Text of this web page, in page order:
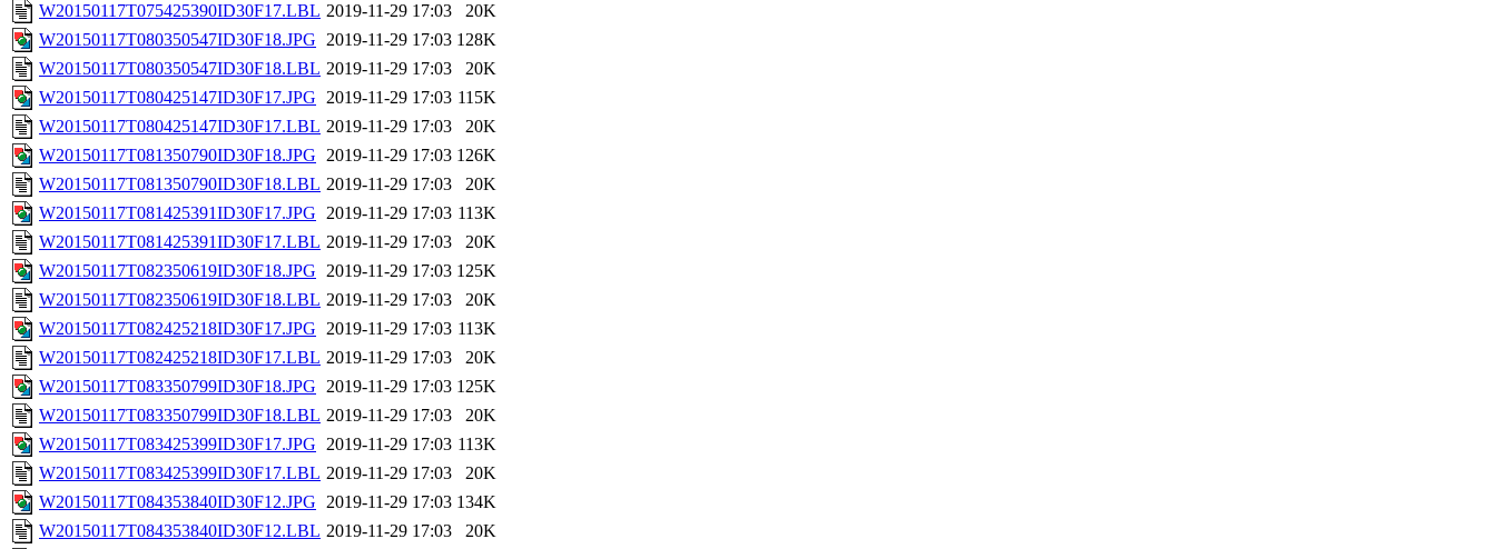
W20150117T075425390ID30F17.LBL 2019-11-29 17:03
20K
W20150117T080350547ID30F18.JPG 2019-11-29 17:03 128K
W20150117T080350547ID30F18.LBL 2019-11-29 17:03
20K
W20150117T080425147ID30F17.JPG 2019-11-29 17:03 115K
W20150117T080425147ID30F17.LBL 2019-11-29 17:03
20K
W20150117T081350790ID30F18.JPG 2019-11-29 17:03 126K
W20150117T081350790ID30F18.LBL 2019-11-29 17:03
20K
W20150117T081425391ID30F17.JPG 2019-11-29 17:03 113K
W20150117T081425391ID30F17.LBL 2019-11-29 17:03
20K
W20150117T082350619ID30F18.JPG 2019-11-29 17:03 125K
W20150117T082350619ID30F18.LBL 2019-11-29 17:03
20K
W20150117T082425218ID30F17.JPG 2019-11-29 17:03 113K
W20150117T082425218ID30F17.LBL 2019-11-29 17:03
20K
W20150117T083350799ID30F18.JPG 2019-11-29 17:03 125K
W20150117T083350799ID30F18.LBL 2019-11-29 17:03
20K
W20150117T083425399ID30F17.JPG 2019-11-29 17:03 113K
W20150117T083425399ID30F17.LBL 2019-11-29 17:03
20K
W20150117T084353840ID30F12.JPG 2019-11-29 17:03 134K
W20150117T084353840ID30F12.LBL 2019-11-29 17:03
20K